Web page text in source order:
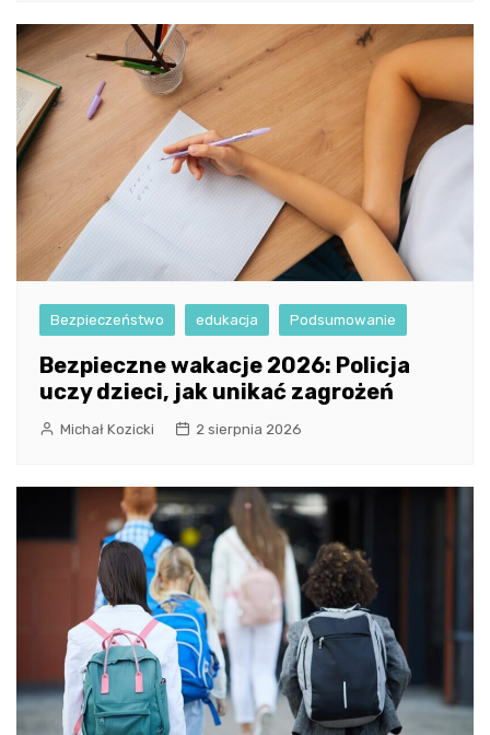
Bezpieczeństwo edukacja Podsumowanie
Bezpieczne wakacje 2026: Policja
uczy dzieci, jak unikać zagrożeń
Michał Kozicki 2 sierpnia 2026